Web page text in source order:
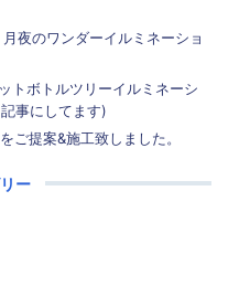
夜のワンダーイルミネーショ
トボトルツリーイルミネーシ
事にしてます)
ご提案&施工致しました。
ー